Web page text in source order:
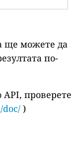
ще можете да
по-
проверете
doc/ )